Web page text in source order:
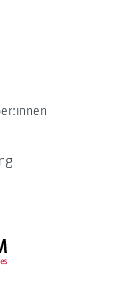
FH JOANNEUM Logo